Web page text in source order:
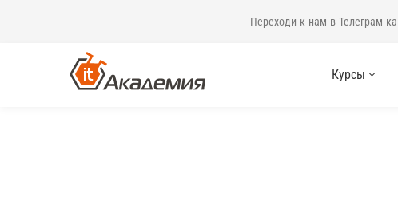
Переходи к нам в Телеграм
Курсы